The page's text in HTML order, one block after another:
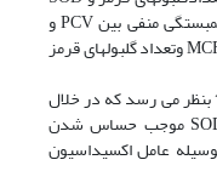
(r=+0/96) همبستگی مثبت وجود دارد. همبستگی منفی بین PCV و
MCF ( 5 r=-0/9) هموگلوبین و MCF (r=-0/96) وتعداد گلبولهای قرمز
بنظر می رسد که در خلال
تریپانوزومیازیس ‘ کاهش فعالیت آنزیم SOD موجب حساس شدن
عامل اکسیداسیون